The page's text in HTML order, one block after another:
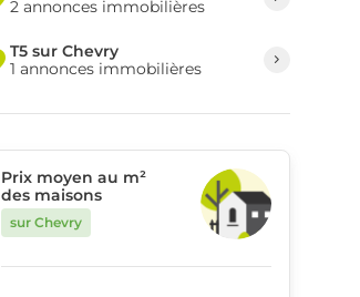
2 annonces immobilières
T5 sur Chevry
1 annonces immobilières
Prix moyen au m²
des maisons
sur Chevry